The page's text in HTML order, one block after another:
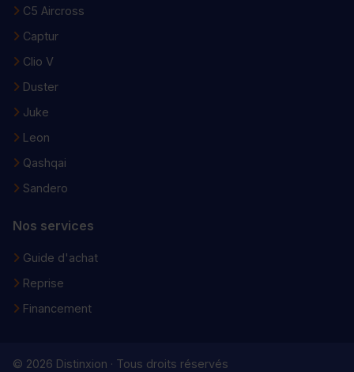
C5 Aircross
Captur
Clio V
Duster
Juke
Leon
Qashqai
Sandero
Nos services
Guide d'achat
Reprise
Financement
© 2026 Distinxion · Tous droits réservés